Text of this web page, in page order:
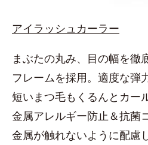
アイラッシュカーラー
まぶたの丸み、目の幅を徹
フレームを採用。適度な弾
短いまつ毛もくるんとカー
金属アレルギー防止＆抗菌
金属が触れないように配慮